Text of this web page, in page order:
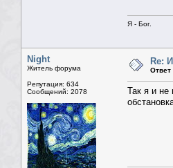
Я - Бог.
Night
Житель форума
Репутация: 634
Сообщений: 2078
Re:
Ответ
Так я и не